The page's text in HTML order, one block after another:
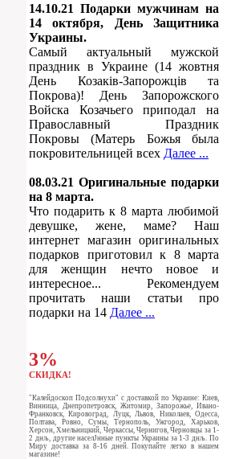
14.10.21 Подарки мужчинам на
14 октября, День Защитника
Украины.
Самый актуальный мужской
праздник в Украине (14 жовтня
День Козаків-Запорожців та
Покрова)! День Запорожского
Войска Козачьего приподал на
Православный Праздник
Покровы (Матерь Божья была
покровительницей всех Далее ...
08.03.21 Оригинальные подарки
на 8 марта.
Что подарить к 8 марта любимой
девушке, жене, маме? Наш
интернет магазин оригинальных
подарков приготовил к 8 марта
для женщин нечто новое и
интересное... Рекомендуем
прочитать наши статьи про
подарки на 14 Далее ...
3%
СКИДКА!
"Калейдоскоп Подсолнухи" c доставкой по Украине: Киев,
Винница, Днепропетровск, Житомир, Запорожье, Ивано-
Франковск, Кировоград, Луцк, Львов, Николаев, Одесса,
Полтава, Ровно, Сумы, Тернополь, Ужгород, Харьков,
Херсон, Хмельницкий, Черкассы, Чернигов, Черновцы за 1-
2 днљ, другие населЈнные пункты Украины за 1-3 днљ. По
Миру доставка за 8-16 дней. Покупайте легко в нашем
магазине!